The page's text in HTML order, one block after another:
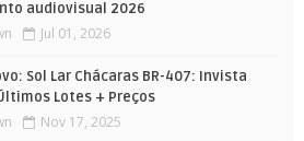
audiovisual 2026
Jul 01, 2026
Sol Lar Chácaras BR-407: Invista
Lotes + Preços
Nov 17, 2025